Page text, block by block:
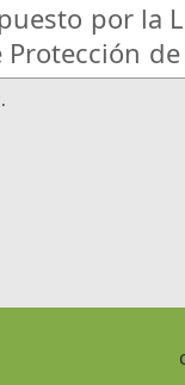
por la
se
de
.